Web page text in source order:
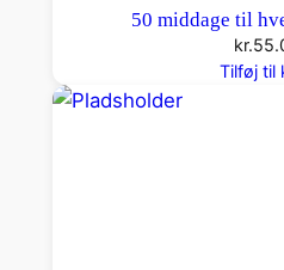
50 middage til
kr.
Tilføj til